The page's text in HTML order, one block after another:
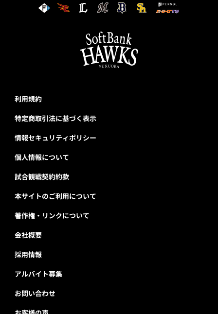
利用規約
特定商取引法に基づく表示
情報セキュリティポリシー
個人情報について
試合観戦契約約款
本サイトのご利用について
著作権・リンクについて
会社概要
採用情報
アルバイト募集
お問い合わせ